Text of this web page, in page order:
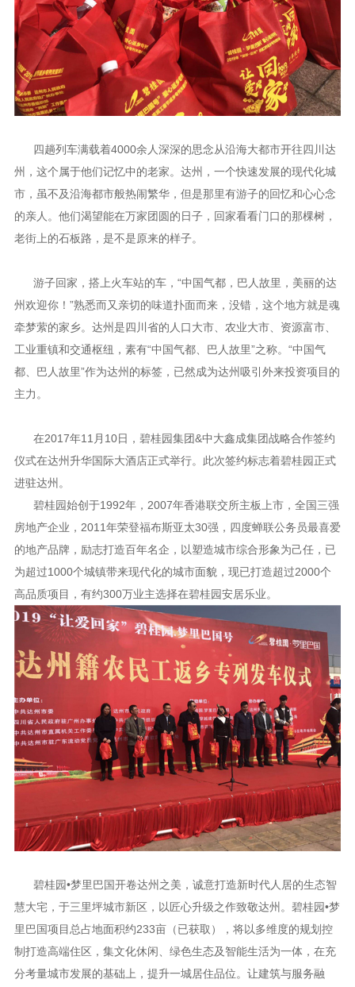
四趟列车满载着4000余人深深的思念从沿海大都市开往四川达
州，这个属于他们记忆中的老家。达州，一个快速发展的现代化城
市，虽不及沿海都市般热闹繁华，但是那里有游子的回忆和心心念
的亲人。他们渴望能在万家团圆的日子，回家看看门口的那棵树，
老街上的石板路，是不是原来的样子。
游子回家，搭上火车站的车，“中国气都，巴人故里，美丽的达
州欢迎你！”熟悉而又亲切的味道扑面而来，没错，这个地方就是魂
牵梦萦的家乡。达州是四川省的人口大市、农业大市、资源富市、
工业重镇和交通枢纽，素有“中国气都、巴人故里”之称。“中国气
都、巴人故里”作为达州的标签，已然成为达州吸引外来投资项目的
主力。
在2017年11月10日，碧桂园集团&中大鑫成集团战略合作签约
仪式在达州升华国际大酒店正式举行。此次签约标志着碧桂园正式
进驻达州。
碧桂园始创于1992年，2007年香港联交所主板上市，全国三强
房地产企业，2011年荣登福布斯亚太30强，四度蝉联公务员最喜爱
的地产品牌，励志打造百年名企，以塑造城市综合形象为己任，已
为超过1000个城镇带来现代化的城市面貌，现已打造超过2000个
高品质项目，有约300万业主选择在碧桂园安居乐业。
碧桂园•梦里巴国开卷达州之美，诚意打造新时代人居的生态智
慧大宅，于三里坪城市新区，以匠心升级之作致敬达州。碧桂园•梦
里巴国项目总占地面积约233亩（已获取），将以多维度的规划控
制打造高端住区，集文化休闲、绿色生态及智能生活为一体，在充
分考量城市发展的基础上，提升一城居住品位。让建筑与服务融